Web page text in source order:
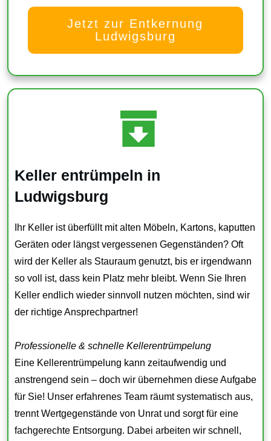
Jetzt zur Entkernung
Ludwigsburg
Keller entrümpeln in
Ludwigsburg
Ihr Keller ist überfüllt mit alten Möbeln, Kartons, kaputten
Geräten oder längst vergessenen Gegenständen? Oft
wird der Keller als Stauraum genutzt, bis er irgendwann
so voll ist, dass kein Platz mehr bleibt. Wenn Sie Ihren
Keller endlich wieder sinnvoll nutzen möchten, sind wir
der richtige Ansprechpartner!
Professionelle & schnelle Kellerentrümpelung
Eine Kellerentrümpelung kann zeitaufwendig und
anstrengend sein – doch wir übernehmen diese Aufgabe
für Sie! Unser erfahrenes Team räumt systematisch aus,
trennt Wertgegenstände von Unrat und sorgt für eine
fachgerechte Entsorgung. Dabei arbeiten wir schnell,